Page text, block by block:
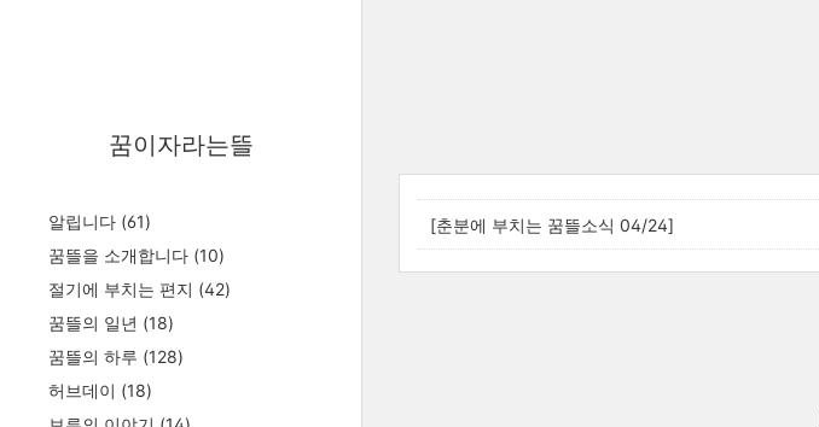
꿈이자라는뜰
알립니다 (61)
꿈뜰을 소개합니다 (10)
절기에 부치는 편지 (42)
꿈뜰의 일년 (18)
꿈뜰의 하루 (128)
허브데이 (18)
[춘분에 부치는 꿈뜰소식 04/24]